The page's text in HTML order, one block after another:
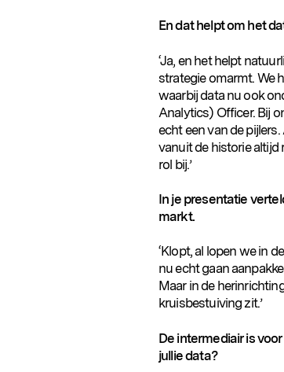
En dat helpt om het
‘Ja, en het helpt
strategie omarmt. We
waarbij data nu ook
Analytics) Officer. Bij
echt een van de
vanuit de historie altijd
rol bij.’
In je presentatie
markt.
‘Klopt, al lopen we in
nu echt gaan
Maar in de
kruisbestuiving zit.’
De intermediair is
jullie data?